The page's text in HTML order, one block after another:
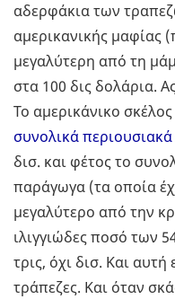
αδερφάκια των
αμερικανικής μαφίας
μεγαλύτερη από τη
στα 100 δις δολάρια.
Το αμερικάνικο
συνολικά περιουσιακά
δισ. και φέτος το
παράγωγα (τα οποία
μεγαλύτερο από την
ιλιγγιώδες ποσό των
τρις, όχι δισ. Και αυτή
τράπεζες. Και όταν